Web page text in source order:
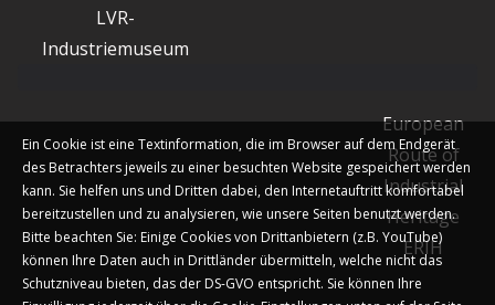
LVR-
Industriemuseum
European
Route of
Industrial
Heritage
ERIH
Ein Cookie ist eine Textinformation, die im Browser auf dem Endgerät
des Betrachters jeweils zu einer besuchten Website gespeichert werden
kann. Sie helfen uns und Dritten dabei, den Internetauftritt komfortabel
bereitzustellen und zu analysieren, wie unsere Seiten benutzt werden.
Bitte beachten Sie: Einige Cookies von Drittanbietern (z.B. YouTube)
können Ihre Daten auch in Drittländer übermitteln, welche nicht das
Schutzniveau bieten, das der DS-GVO entspricht. Sie können Ihre